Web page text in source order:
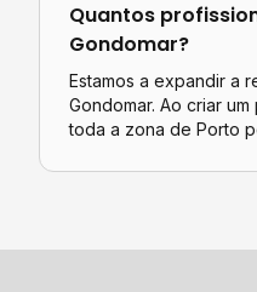
Quantos
Gondomar?
Estamos a expandir a
Gondomar. Ao criar
toda a zona de Porto